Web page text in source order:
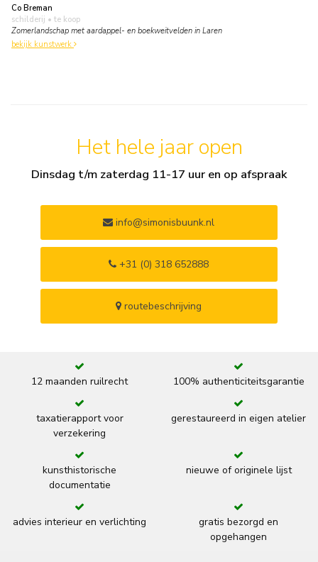
Co Breman
schilderij • te koop
Zomerlandschap met aardappel- en boekweitvelden in Laren
bekijk kunstwerk
Het hele jaar open
Dinsdag t/m zaterdag 11-17 uur en op afspraak
info@simonisbuunk.nl
+31 (0) 318 652888
routebeschrijving
12 maanden ruilrecht 100% authenticiteitsgarantie
taxatierapport voor
verzekering
gerestaureerd in eigen atelier
kunsthistorische
documentatie
nieuwe of originele lijst
advies interieur en verlichting
gratis bezorgd en
opgehangen